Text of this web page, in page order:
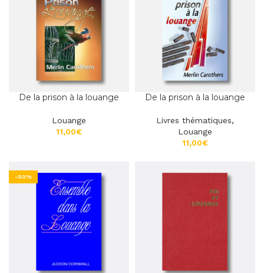
De la prison à la louange
Louange
€
De la prison à la louange
Livres thématiques,
Louange
€
-50%